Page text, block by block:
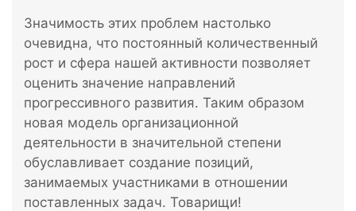
Значимость этих проблем настолько
очевидна, что постоянный количественный
рост и сфера нашей активности позволяет
оценить значение направлений
прогрессивного развития. Таким образом
новая модель организационной
деятельности в значительной степени
обуславливает создание позиций,
занимаемых участниками в отношении
поставленных задач. Товарищи!